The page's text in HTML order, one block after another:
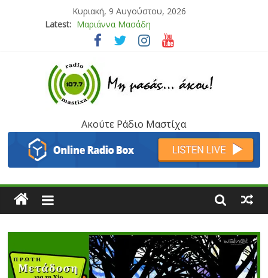
Κυριακή, 9 Αυγούστου, 2026
Latest: Μαριάννα Μασάδη
Τάνια Μπρεάζου
Μάνος Τρυπιάς & Γιώργος Στρατάκης
Ιορδάνης Αγαπητός
Ακούτε Ράδιο Μαστίχα